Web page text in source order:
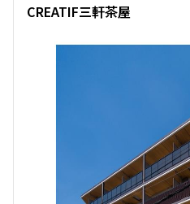
280,000円
三井の賃貸
お問合せ
CREATIF三軒茶屋